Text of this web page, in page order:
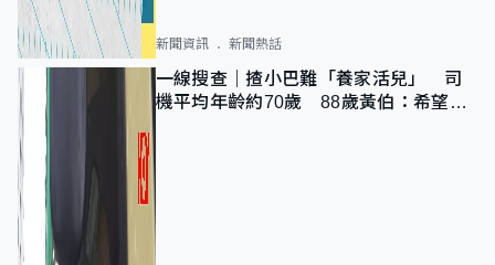
新聞資訊 新聞熱話
一線搜查｜揸小巴難「養家活兒」 司
機平均年齡約70歲 88歲黃伯：希望一